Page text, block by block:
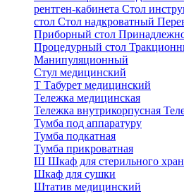
рентген-кабинета Стол
стол Стол надкроватный
Приборный стол
Процедурный стол
Манипуляционный
Стул медицинский
Т Табурет медицинский
Тележка медицинская
Тележка внутрикорпусная
Тумба под аппаратуру
Тумба подкатная
Тумба прикроватная
Ш Шкаф для стерильного
Шкаф для сушки
Штатив медицинский